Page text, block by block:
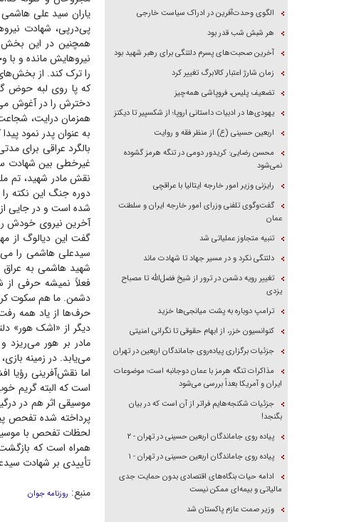
یاران سید علی
پی‌درپی، شهادت
همچنین در این بخش
نیروهایش مانده و با
را ترک کند. از
که پا روی لبه حوض
دخترش را در آغوش
همزمان درایت،
به عنوان پدر نمود
بالگرد عراقی برای
غیرخطی بین شهادت
نقش مادر شهید، تم
دوره جنگ این نکته را
شده است و در جایی
آخرین نیروی خودش
گفت این دیالوگ از
سیدعلی هاشمی را
شهید هاشمی به
فعلاً نمیشه حرفی
دشمن. ما هم سکوت
حرف‌ها از یاد همه
مادر بر هور
می‌یابد. در زمینه
اما نقش‌آفرینی رؤیا
است که البته گریم
موسیقی اثر هم در
پرداخته شده تفحص
لحظات تفحص با
تأییدی بر شهادت
منبع: روزنامه جوان
الگوی وحدت‌آفرین در ادراک سیاست خارجی
هر شبش شب قدر بود
آخرین صحبت‌های پسرم دلتنگی برای رهبر شهید بود
زمان شارژ اعتبار کالابرگ تغییر کرد
تضعیف پلیس، فروپاشی همه‌چیز
یهودی‌ها در ادبیات داستانی اروپا؛ از شکسپیر تا دیکنز
اربعین حسینی (ع) از منظر فقه و روایت
محسن رضایی: کریدور دومی در تنگه هرمز گشوده
نمی‌شود
رایزنی وزیر امور خارجه ایتالیا با عراقچی
گفت‌وگوی تلفنی وزرای امور خارجه ایران و سلطنت
عمان
تنبیه متجاوز عملیاتی شد
دلتنگی نکرد و در مسیر جهاد تا شهادت ماند
تغییر رویه دشمن در ترور از شیخ فضل‌الله تا مصباح
یزدی
ترامپ دوباره به پشت میانجی‌ها خزید
کنوانسیون خزر، از ابهام حقوقی تا نگرانی امنیتی
جزئیات برگزاری پیاده‌روی جاماندگان اربعین در تهران
مذاکرات تنگه هرمز با عمان دوجانبه است؛ موضوعات
ایران و آمریکا بعداً بررسی می‌شود
جزئیات شکنجه‌هایم فراتر از آن است که در بیان
بگنجد!
پیاده روی جاماندگان اربعین حسینی در تهران - ۲
پیاده روی جاماندگان اربعین حسینی در تهران - ۱
ادامه حیات بنگاه‌های اقتصادی بدون حمایت جدی
مالیاتی و بیمه‌ای ممکن نیست
وزیر صمت عازم پاکستان شد